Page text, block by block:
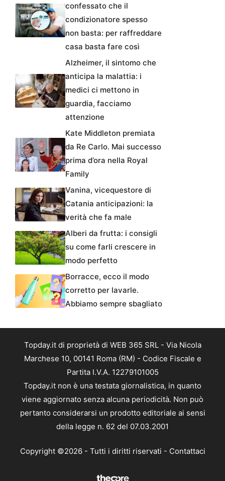
confessato che il
condizionatore spesso
non basta: per raffreddare
casa basta fare così
Alzheimer, il sintomo che
anticipa la malattia: i
medici ci mettono in
guardia, facciamo
attenzione
Kate Middleton premiata
da Re Carlo. Mai successo
prima d’ora nella Royal
Family
Vanina, vicequestore di
Catania anticipazioni: la
verità che fa male
Alberi da frutta: i consigli
su come farli crescere in
modo perfetto
Borracce, ecco il modo
corretto per lavarle.
Abbiamo sempre sbagliato
Topday.it di proprietà di WEB 365 SRL - Via Nicola
Marchese 10, 00141 Roma (RM) - Codice Fiscale e
Partita I.V.A. 12279101005
Topday.it non è una testata giornalistica, in quanto
viene aggiornato senza alcuna periodicità. Non può
pertanto considerarsi un prodotto editoriale ai sensi
della legge n. 62 del 07.03.2001
Copyright ©2026 - Tutti i diritti riservati - Contattaci